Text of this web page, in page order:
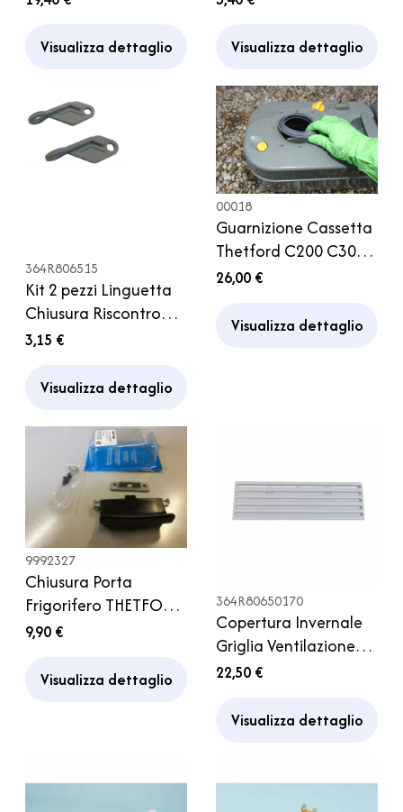
Visualizza dettaglio Visualizza dettaglio
364R806515
Kit 2 pezzi Linguetta
Chiusura Riscontro
Porta Frigorifero
3,15 €
Visualizza dettaglio
00018
Guarnizione Cassetta
Thetford C200 C300
C400 Camper
Motorhome
26,00 €
Visualizza dettaglio
9992327
Chiusura Porta
Frigorifero THETFORD
N90 N97 N104 nero
9,90 €
Visualizza dettaglio
364R80650170
Copertura Invernale
Griglia Ventilazione
Frigorifero Thetford
22,50 €
Visualizza dettaglio